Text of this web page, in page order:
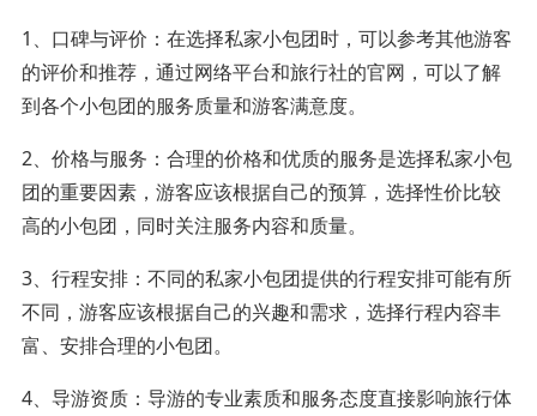
1、口碑与评价：在选择私家小包团时，可以参考其他游客
的评价和推荐，通过网络平台和旅行社的官网，可以了解
到各个小包团的服务质量和游客满意度。
2、价格与服务：合理的价格和优质的服务是选择私家小包
团的重要因素，游客应该根据自己的预算，选择性价比较
高的小包团，同时关注服务内容和质量。
3、行程安排：不同的私家小包团提供的行程安排可能有所
不同，游客应该根据自己的兴趣和需求，选择行程内容丰
富、安排合理的小包团。
4、导游资质：导游的专业素质和服务态度直接影响旅行体